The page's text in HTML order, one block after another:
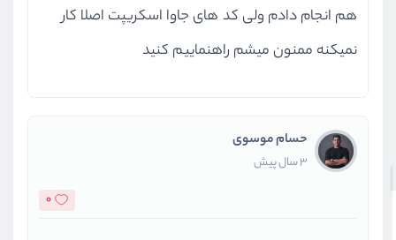
هم انجام دادم ولی کد های جاوا اسکریپت اصلا کار
نمیکنه ممنون میشم راهنماییم کنید
حسام موسوی
3 سال پیش
0